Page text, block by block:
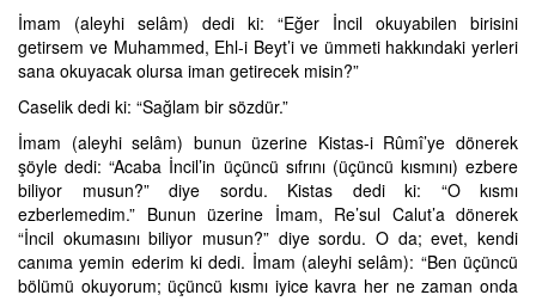
İmam (aleyhi selâm) dedi ki: “Eğer İncil okuyabilen birisini
getirsem ve Muhammed, Ehl-i Beyt’i ve ümmeti hakkındaki yerleri
sana okuyacak olursa iman getirecek misin?”
Caselik dedi ki: “Sağlam bir sözdür.”
İmam (aleyhi selâm) bunun üzerine Kistas-i Rûmî’ye dönerek
şöyle dedi: “Acaba İncil’in üçüncü sıfrını (üçüncü kısmını) ezbere
biliyor musun?” diye sordu. Kistas dedi ki: “O kısmı
ezberlemedim.” Bunun üzerine İmam, Re’sul Calut’a dönerek
“İncil okumasını biliyor musun?” diye sordu. O da; evet, kendi
canıma yemin ederim ki dedi. İmam (aleyhi selâm): “Ben üçüncü
bölümü okuyorum; üçüncü kısmı iyice kavra her ne zaman onda